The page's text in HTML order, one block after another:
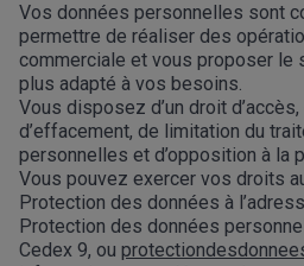
Vos données personnelles sont
permettre de réaliser des
commerciale et vous proposer le
plus adapté à vos besoins.
Vous disposez d’un droit
d’effacement, de limitation du
personnelles et d’opposition à la
Vous pouvez exercer vos droits
Protection des données à
Protection des données
Cedex 9, ou